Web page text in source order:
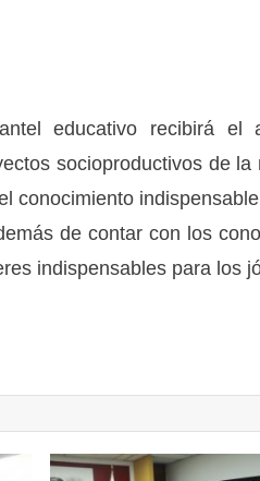
educativo recibirá el
socioproductivos de
conocimiento
de contar con los
indispensables para los